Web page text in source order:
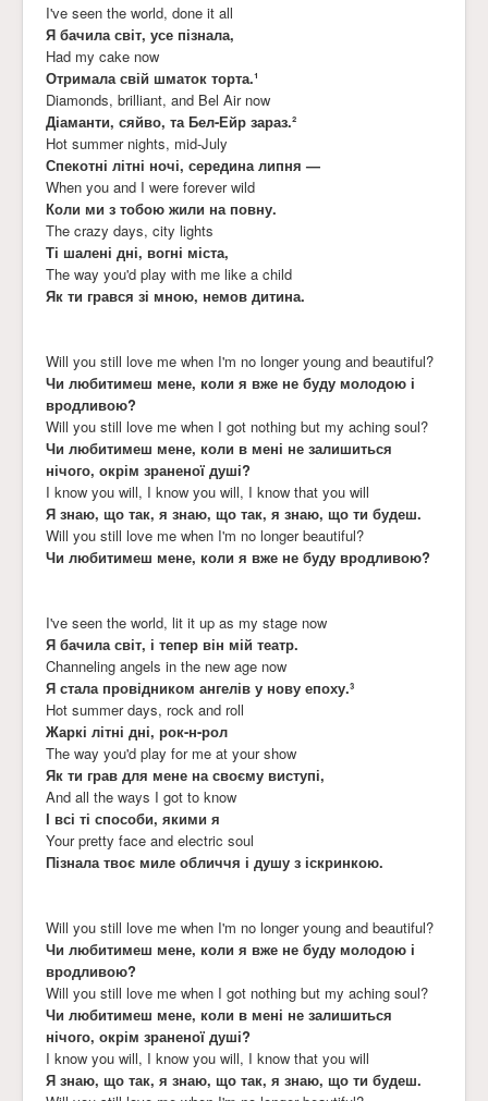
I've seen the world, done it all
Я бачила світ, усе пізнала,
Had my cake now
Отримала свій шматок торта.¹
Diamonds, brilliant, and Bel Air now
Діаманти, сяйво, та Бел-Ейр зараз.²
Hot summer nights, mid-July
Спекотні літні ночі, середина липня —
When you and I were forever wild
Коли ми з тобою жили на повну.
The crazy days, city lights
Ті шалені дні, вогні міста,
The way you'd play with me like a child
Як ти грався зі мною, немов дитина.
Will you still love me when I'm no longer young and beautiful?
Чи любитимеш мене, коли я вже не буду молодою і
вродливою?
Will you still love me when I got nothing but my aching soul?
Чи любитимеш мене, коли в мені не залишиться
нічого, окрім зраненої душі?
I know you will, I know you will, I know that you will
Я знаю, що так, я знаю, що так, я знаю, що ти будеш.
Will you still love me when I'm no longer beautiful?
Чи любитимеш мене, коли я вже не буду вродливою?
I've seen the world, lit it up as my stage now
Я бачила світ, і тепер він мій театр.
Channeling angels in the new age now
Я стала провідником ангелів у нову епоху.³
Hot summer days, rock and roll
Жаркі літні дні, рок-н-рол
The way you'd play for me at your show
Як ти грав для мене на своєму виступі,
And all the ways I got to know
І всі ті способи, якими я
Your pretty face and electric soul
Пізнала твоє миле обличчя і душу з іскринкою.
Will you still love me when I'm no longer young and beautiful?
Чи любитимеш мене, коли я вже не буду молодою і
вродливою?
Will you still love me when I got nothing but my aching soul?
Чи любитимеш мене, коли в мені не залишиться
нічого, окрім зраненої душі?
I know you will, I know you will, I know that you will
Я знаю, що так, я знаю, що так, я знаю, що ти будеш.